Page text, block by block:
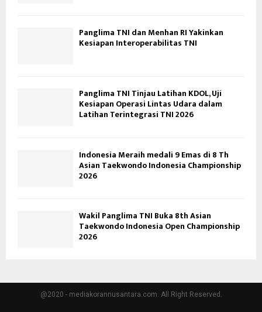
Panglima TNI dan Menhan RI Yakinkan
Kesiapan Interoperabilitas TNI
Panglima TNI Tinjau Latihan KDOL, Uji
Kesiapan Operasi Lintas Udara dalam
Latihan Terintegrasi TNI 2026
Indonesia Meraih medali 9 Emas di 8 Th
Asian Taekwondo Indonesia Championship
2026
Wakil Panglima TNI Buka 8th Asian
Taekwondo Indonesia Open Championship
2026
@2020 - mediakorannusantara.com. All Right Reserved.